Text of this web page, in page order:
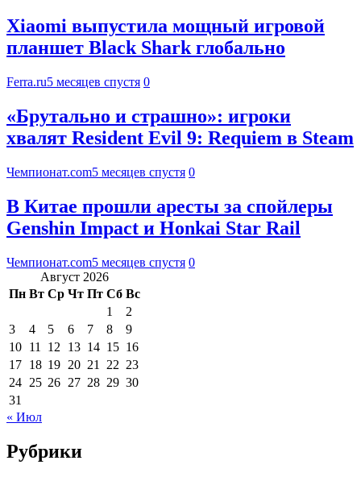
Xiaomi выпустила мощный игровой
планшет Black Shark глобально
Ferra.ru5 месяцев спустя 0
«Брутально и страшно»: игроки
хвалят Resident Evil 9: Requiem в Steam
Чемпионат.com5 месяцев спустя 0
В Китае прошли аресты за спойлеры
Genshin Impact и Honkai Star Rail
Чемпионат.com5 месяцев спустя 0
Август 2026
Пн Вт Ср Чт Пт Сб Вс
1
2
3
4 5 6 7 8
9
10 11 12 13 14 15 16
17 18 19 20 21 22 23
24 25 26 27 28 29 30
31
« Июл
Рубрики